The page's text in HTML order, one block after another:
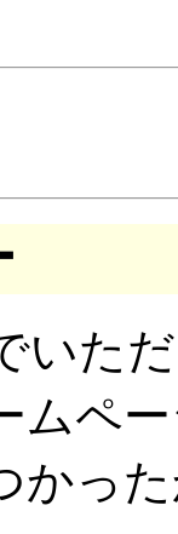
いた
ムペ
かっ